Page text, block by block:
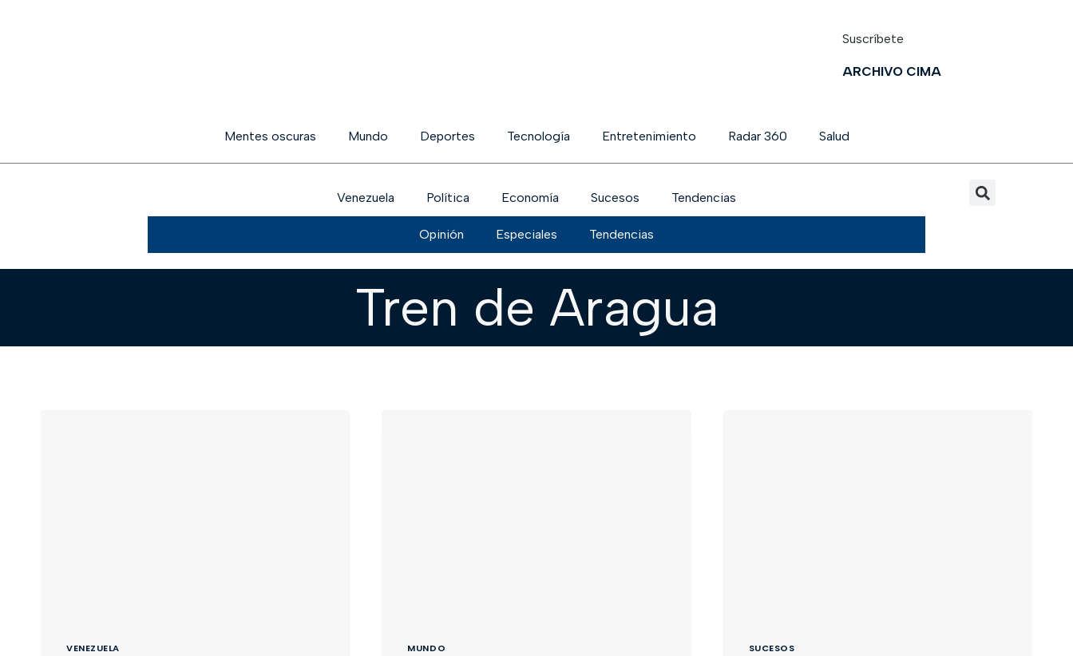
Suscríbete
ARCHIVO CIMA
Mentes oscuras Mundo Deportes Tecnología Entretenimiento Radar 360 Salud
Venezuela Política Economía Sucesos Tendencias
Opinión Especiales Tendencias
Tren de Aragua
VENEZUELA MUNDO SUCESOS